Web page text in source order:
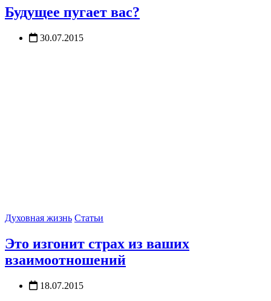
Будущее пугает вас?
30.07.2015
Духовная жизнь Статьи
Это изгонит страх из ваших
взаимоотношений
18.07.2015